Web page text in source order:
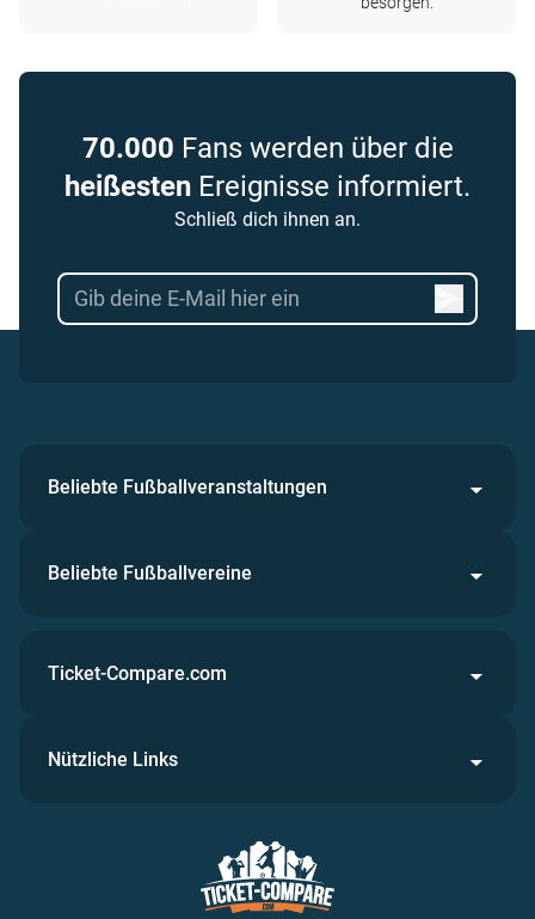
70.000 Fans werden über die
heißesten Ereignisse informiert.
Schließ dich ihnen an.
Beliebte Fußballveranstaltungen
Beliebte Fußballvereine
Ticket-Compare.com
Nützliche Links